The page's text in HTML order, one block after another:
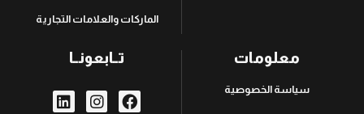
الماركات والعلامات التجارية
معلومات
سياسة الخصوصية
تــابعونــا